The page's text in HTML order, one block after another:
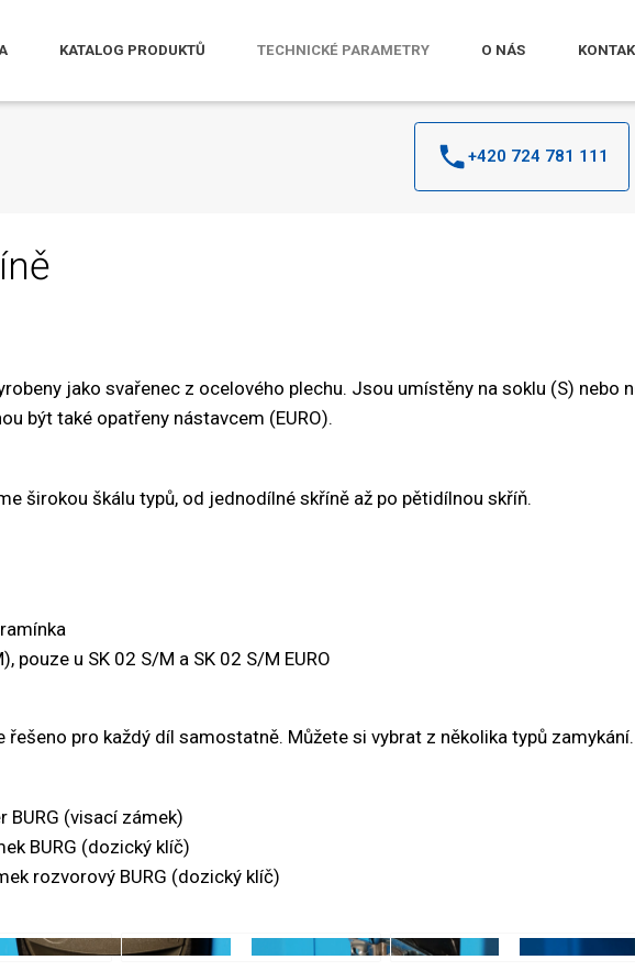
KATALOG PRODUKTŮ TECHNICKÉ PARAMETRY O NÁS
+420 724 781 111
jako svařenec z ocelového plechu. Jsou umístěny na soklu (S) nebo
být také opatřeny nástavcem (EURO).
širokou škálu typů, od jednodílné skříně až po pětidílnou skříň.
pouze u SK 02 S/M a SK 02 S/M EURO
řešeno pro každý díl samostatně. Můžete si vybrat z několika typů zamykání.
BURG (visací zámek)
BURG (dozický klíč)
rozvorový BURG (dozický klíč)